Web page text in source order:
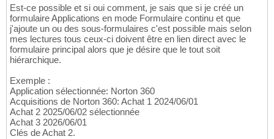
Est-ce possible et si oui comment, je sais que si je créé un
formulaire Applications en mode Formulaire continu et que
j'ajoute un ou des sous-formulaires c'est possible mais selon
mes lectures tous ceux-ci doivent être en lien direct avec le
formulaire principal alors que je désire que le tout soit
hiérarchique.
Exemple :
Application sélectionnée: Norton 360
Acquisitions de Norton 360: Achat 1 2024/06/01
Achat 2 2025/06/02 sélectionnée
Achat 3 2026/06/01
Clés de Achat 2.